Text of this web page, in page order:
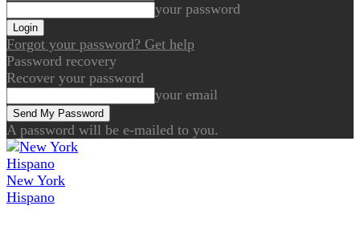
your password
Forgot your password? Get help
Password recovery
Recover your password
your email
A password will be e-mailed to you.
New York
Hispano